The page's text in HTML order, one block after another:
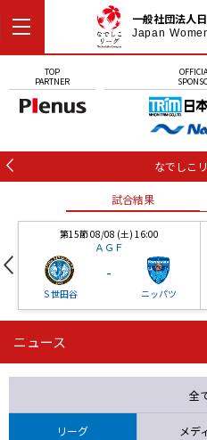
一般社団法人
Japan
TOP
PARTNER
なでしこ
試合結果
第15節 08/08 (土) 16:00
ＡＧＦ
Ｓ世田谷
-
ニッパツ
第16節 09/05 (土) 15:00
ニッパツ
ニュース
全
リーグ メデ